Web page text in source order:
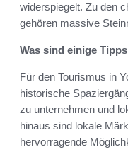
widerspiegelt. Zu den
gehören massive
Was sind einige
Für den Tourismus in
historische
zu unternehmen und
hinaus sind lokale
hervorragende